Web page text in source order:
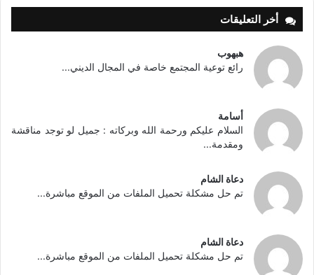
أخر التعليقات
هبهوب
رائع توعية المجتمع خاصة في المجال الديني...
أسامة
السلام عليكم ورحمة الله وبركاته : جميل لو توجد مناقشة
ومقدمة...
دعاة الشام
تم حل مشكلة تحميل الملفات من الموقع مباشرة...
دعاة الشام
تم حل مشكلة تحميل الملفات من الموقع مباشرة...